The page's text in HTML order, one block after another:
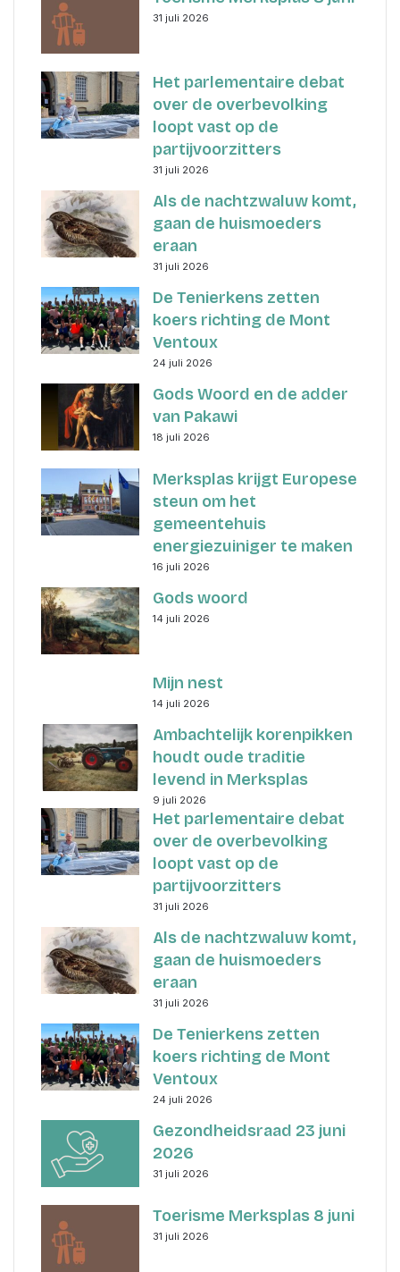
31 juli 2026
Het parlementaire debat
over de overbevolking
loopt vast op de
partijvoorzitters
31 juli 2026
Als de nachtzwaluw komt,
gaan de huismoeders
eraan
31 juli 2026
De Tenierkens zetten
koers richting de Mont
Ventoux
24 juli 2026
Gods Woord en de adder
van Pakawi
18 juli 2026
Merksplas krijgt Europese
steun om het
gemeentehuis
energiezuiniger te maken
16 juli 2026
Gods woord
14 juli 2026
Mijn nest
14 juli 2026
Ambachtelijk korenpikken
houdt oude traditie
levend in Merksplas
9 juli 2026
Het parlementaire debat
over de overbevolking
loopt vast op de
partijvoorzitters
31 juli 2026
Als de nachtzwaluw komt,
gaan de huismoeders
eraan
31 juli 2026
De Tenierkens zetten
koers richting de Mont
Ventoux
24 juli 2026
Gezondheidsraad 23 juni
2026
31 juli 2026
Toerisme Merksplas 8 juni
31 juli 2026